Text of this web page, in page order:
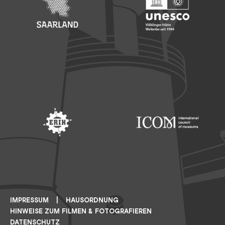
IMPRESSUM
HAUSORDNUNG
HINWEISE ZUM FILMEN & FOTOGRAFIEREN
DATENSCHUTZ